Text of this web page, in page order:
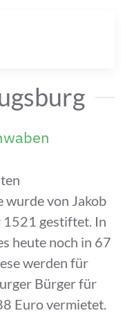
wurde von Jakob
1521 gestiftet. In
heute noch in 67
werden für
Bürger für
Euro vermietet.